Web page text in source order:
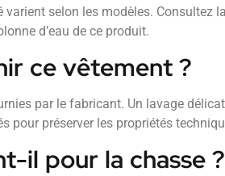
varient selon les modèles. Consultez
d’eau de ce produit.
ce vêtement ?
par le fabricant. Un lavage
pour préserver les propriétés
il pour la chasse ?